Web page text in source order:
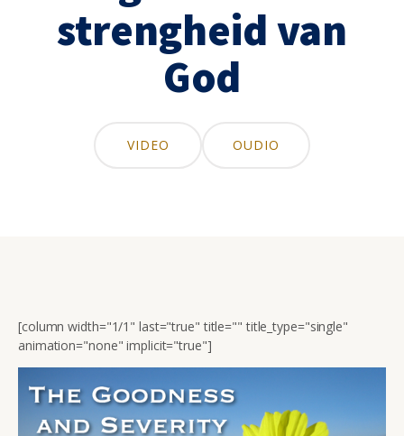
strengheid van
God
VIDEO OUDIO
[column width="1/1" last="true" title="" title_type="single"
animation="none" implicit="true"]